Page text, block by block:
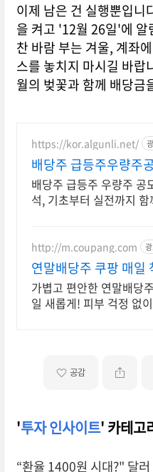
이제 남은 건 실행뿐입니
을 켜고 '12월 26일'에 알
찬 바람 부는 겨울, 계좌
스를 놓치지 마시길 바랍
월의 벚꽃과 함께 배당금
https://kor.algunli.net/
배당주 급등주우량주
우량주 무료 공유
배당주 급등주 우량주 공
석, 기초부터 실전까지
http://m.coupang.com
연말배당주 쿠팡 매일
가볍고 편안한 연말배당
일 새롭게! 피부 걱정 없
공감
'투자 인사이트' 카테고
“환율 1400원 시대?" 달